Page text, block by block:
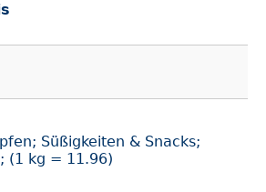
Süßigkeiten & Snacks;
(1 kg = 11.96)